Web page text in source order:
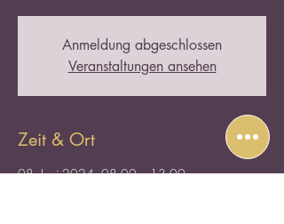
Anmeldung abgeschlossen
Veranstaltungen ansehen
Zeit & Ort
08. Juni 2024, 08:00 – 13:00